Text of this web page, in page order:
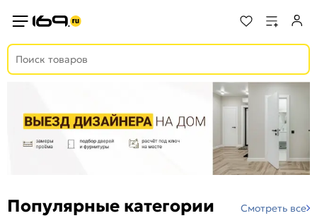
Популярные категории Смотреть все